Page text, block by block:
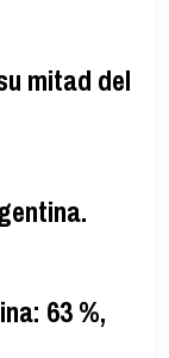
mitad del
63 %,